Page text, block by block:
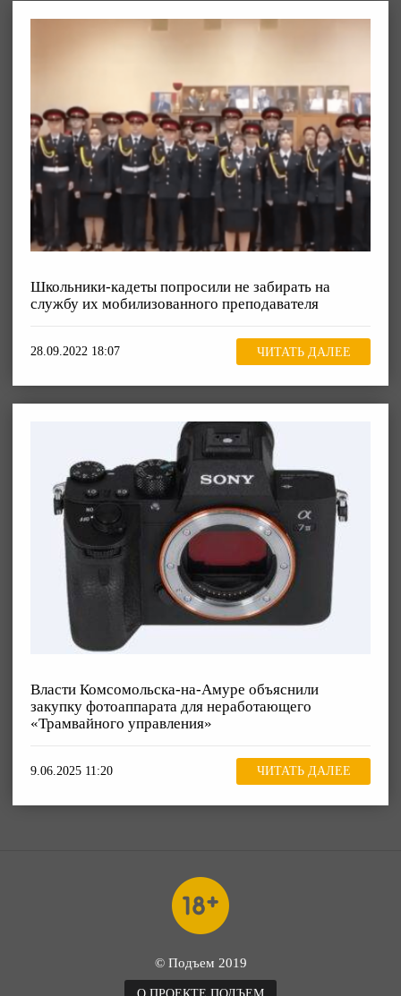
Школьники-кадеты попросили не забирать на
службу их мобилизованного преподавателя
28.09.2022 18:07 ЧИТАТЬ ДАЛЕЕ
Власти Комсомольска-на-Амуре объяснили
закупку фотоаппарата для неработающего
«Трамвайного управления»
9.06.2025 11:20 ЧИТАТЬ ДАЛЕЕ
© Подъем 2019
О ПРОЕКТЕ ПОДЪЕМ